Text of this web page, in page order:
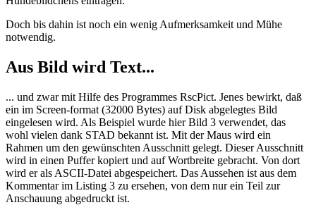
Doch bis dahin ist noch ein wenig Aufmerksamkeit und Mühe
notwendig.
Aus Bild wird Text...
... und zwar mit Hilfe des Programmes RscPict. Jenes bewirkt, daß
ein im Screen-format (32000 Bytes) auf Disk abgelegtes Bild
eingelesen wird. Als Beispiel wurde hier Bild 3 verwendet, das
wohl vielen dank STAD bekannt ist. Mit der Maus wird ein
Rahmen um den gewünschten Ausschnitt gelegt. Dieser Ausschnitt
wird in einen Puffer kopiert und auf Wortbreite gebracht. Von dort
wird er als ASCII-Datei abgespeichert. Das Aussehen ist aus dem
Kommentar im Listing 3 zu ersehen, von dem nur ein Teil zur
Anschauung abgedruckt ist.